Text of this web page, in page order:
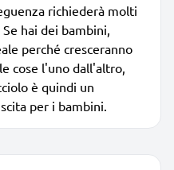
richiederà molti
hai dei bambini,
perché cresceranno
cose l'uno dall'altro,
è quindi un
per i bambini.